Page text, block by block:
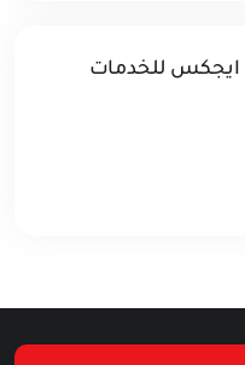
ايجكس للخدمات